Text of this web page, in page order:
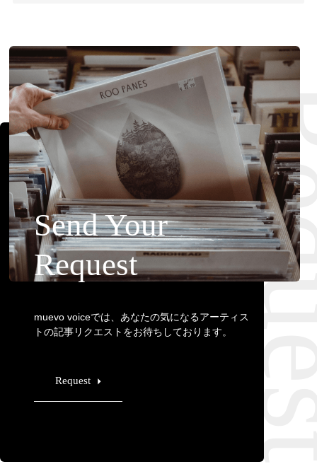
Send Your
Request
muevo voiceでは、あなたの気になるアーティス
トの記事リクエストをお待ちしております。
Request